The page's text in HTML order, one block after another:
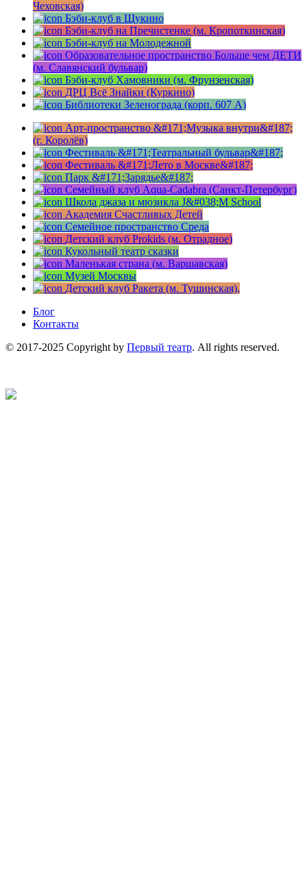
Чеховская)
Бэби-клуб в Щукино
Бэби-клуб на Пречистенке (м. Кропоткинская)
Бэби-клуб на Молодежной
Образовательное пространство Больше чем ДЕТИ
(м. Славянский бульвар)
Бэби-клуб Хамовники (м. Фрунзенская)
ДРЦ Всё Знайки (Куркино)
Библиотеки Зеленограда (корп. 607 A)
Арт-пространство &#171;Музыка внутри&#187;
(г. Королёв)
Фестиваль &#171;Театральный бульвар&#187;
Фестиваль &#171;Лето в Москве&#187;
Парк &#171;Зарядье&#187;
Семейный клуб Aqua-Cadabra (Санкт-Петербург)
Школа джаза и мюзикла J&#038;M School
Академия Счастливых Детей
Семейное пространство Среда
Детский клуб Prokids (м. Отрадное)
Кукольный театр сказки
Маленькая страна (м. Варшавская)
Музей Москвы
Детский клуб Ракета (м. Тушинская),
Блог
Контакты
© 2017-2025 Copyright by Первый театр. All rights reserved.